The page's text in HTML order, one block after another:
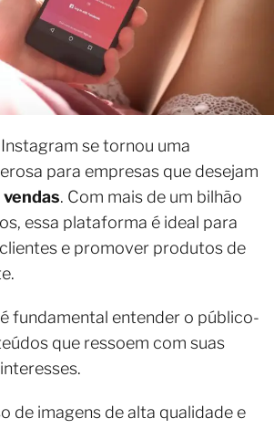
se tornou uma
para empresas que desejam
. Com mais de um bilhão
essa plataforma é ideal para
e promover produtos de
fundamental entender o público-
que ressoem com suas
de imagens de alta qualidade e